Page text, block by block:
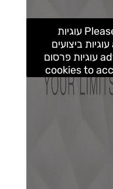
Please accept functional עוגיות
פונקציונליות, analytics עוגיות ביצועים
ואנליטיקה, advertisement עוגיות פרסום